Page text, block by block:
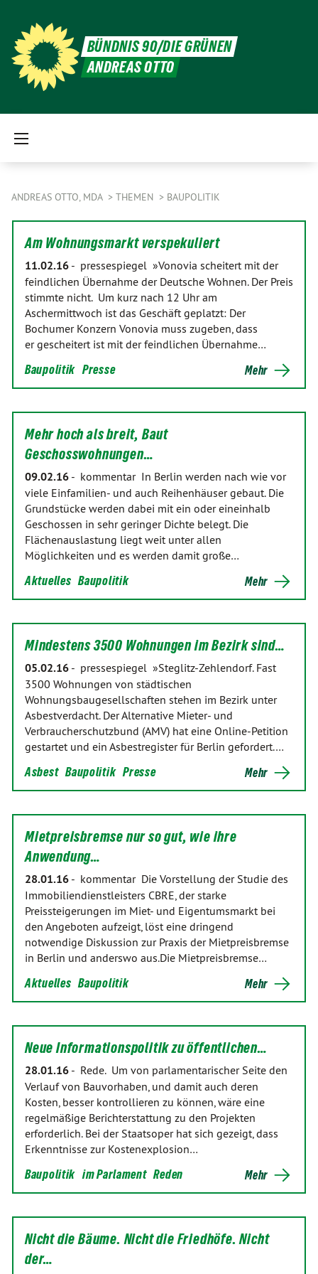
BÜNDNIS 90/DIE GRÜNEN
ANDREAS OTTO
ANDREAS OTTO, MDA THEMEN BAUPOLITIK
Am Wohnungsmarkt verspekuliert
11.02.16 - pressespiegel »Vonovia scheitert mit der
feindlichen Übernahme der Deutsche Wohnen. Der Preis
stimmte nicht. Um kurz nach 12 Uhr am
Aschermittwoch ist das Geschäft geplatzt: Der
Bochumer Konzern Vonovia muss zugeben, dass
er gescheitert ist mit der feindlichen Übernahme…
Baupolitik Presse Mehr
Mehr hoch als breit, Baut
Geschosswohnungen…
09.02.16 - kommentar In Berlin werden nach wie vor
viele Einfamilien- und auch Reihenhäuser gebaut. Die
Grundstücke werden dabei mit ein oder eineinhalb
Geschossen in sehr geringer Dichte belegt. Die
Flächenauslastung liegt weit unter allen
Möglichkeiten und es werden damit große…
Aktuelles Baupolitik Mehr
Mindestens 3500 Wohnungen im Bezirk sind…
05.02.16 - pressespiegel »Steglitz-Zehlendorf. Fast
3500 Wohnungen von städtischen
Wohnungsbaugesellschaften stehen im Bezirk unter
Asbestverdacht. Der Alternative Mieter- und
Verbraucherschutzbund (AMV) hat eine Online-Petition
gestartet und ein Asbestregister für Berlin gefordert.…
Asbest Baupolitik Presse Mehr
Mietpreisbremse nur so gut, wie ihre
Anwendung…
28.01.16 - kommentar Die Vorstellung der Studie des
Immobiliendienstleisters CBRE, der starke
Preissteigerungen im Miet- und Eigentumsmarkt bei
den Angeboten aufzeigt, löst eine dringend
notwendige Diskussion zur Praxis der Mietpreisbremse
in Berlin und anderswo aus.Die Mietpreisbremse…
Aktuelles Baupolitik Mehr
Neue Informationspolitik zu öffentlichen…
28.01.16 - Rede. Um von parlamentarischer Seite den
Verlauf von Bauvorhaben, und damit auch deren
Kosten, besser kontrollieren zu können, wäre eine
regelmäßige Berichterstattung zu den Projekten
erforderlich. Bei der Staatsoper hat sich gezeigt, dass
Erkenntnisse zur Kostenexplosion…
Baupolitik im Parlament Reden Mehr
Nicht die Bäume. Nicht die Friedhöfe. Nicht
der…